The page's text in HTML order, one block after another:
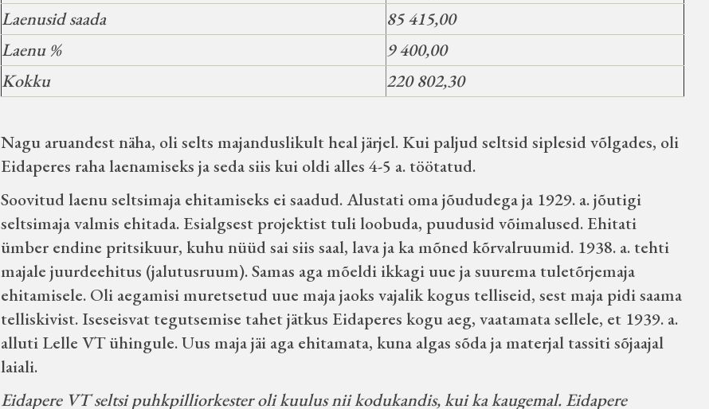
Laenusid saada
85 415,00
Laenu %
9 400,00
Kokku
220 802,30
Nagu aruandest näha, oli selts majanduslikult heal järjel. Kui paljud seltsid siplesid võlgades, oli
Eidaperes raha laenamiseks ja seda siis kui oldi alles 4-5 a. töötatud.
Soovitud laenu seltsimaja ehitamiseks ei saadud. Alustati oma jõududega ja 1929. a. jõutigi
seltsimaja valmis ehitada. Esialgsest projektist tuli loobuda, puudusid võimalused. Ehitati
ümber endine pritsikuur, kuhu nüüd sai siis saal, lava ja ka mõned kõrvalruumid. 1938. a. tehti
majale juurdeehitus (jalutusruum). Samas aga mõeldi ikkagi uue ja suurema tuletõrjemaja
ehitamisele. Oli aegamisi muretsetud uue maja jaoks vajalik kogus telliseid, sest maja pidi saama
telliskivist. Iseseisvat tegutsemise tahet jätkus Eidaperes kogu aeg, vaatamata sellele, et 1939. a.
alluti Lelle VT ühingule. Uus maja jäi aga ehitamata, kuna algas sõda ja materjal tassiti sõjaajal
laiali.
Eidapere VT seltsi puhkpilliorkester oli kuulus nii kodukandis, kui ka kaugemal. Eidapere